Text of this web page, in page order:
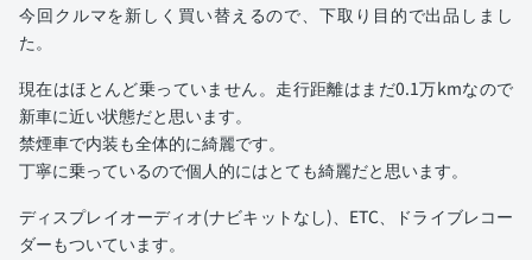
今回クルマを新しく買い替えるので、下取り目的で出品しまし
た。
現在はほとんど乗っていません。走行距離はまだ0.1万kmなので
新車に近い状態だと思います。
禁煙車で内装も全体的に綺麗です。
丁寧に乗っているので個人的にはとても綺麗だと思います。
ディスプレイオーディオ(ナビキットなし)、ETC、ドライブレコー
ダーもついています。